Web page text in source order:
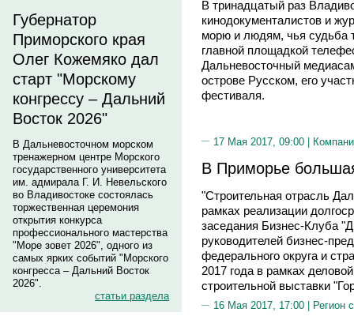
Губернатор
Приморского края
Олег Кожемяко дал
старт "Морскому
конгрессу – Дальний
Восток 2026"
В Дальневосточном морском
тренажерном центре Морского
государственного университета
им. адмирала Г. И. Невельского
во Владивостоке состоялась
торжественная церемония
открытия конкурса
профессионального мастерства
"Море зовет 2026", одного из
самых ярких событий "Морского
конгресса – Дальний Восток
2026".
статьи раздела
В тринадцатый раз
кинодокументалистов и
морю и людям, чья судьба
главной площадкой
Дальневосточный
острове Русском, его
фестиваля.
17 Мая 2017, 09:00 |
В Приморье
"Строительная отрасль
рамках реализации
заседания Бизнес-Клуба
руководителей бизнес-
федерального округа и
2017 года в рамках
строительной выставки
16 Мая 2017, 17:00 | Регион